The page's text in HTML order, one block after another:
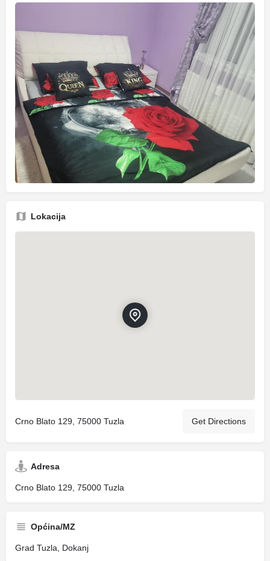
Lokacija
Crno Blato 129, 75000 Tuzla Get Directions
Adresa
Crno Blato 129, 75000 Tuzla
Općina/MZ
Grad Tuzla, Dokanj